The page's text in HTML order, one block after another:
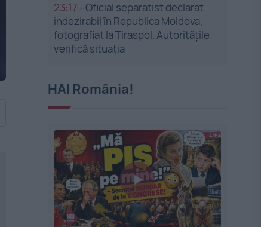
23:17 -Oficial separatist declarat
indezirabil în Republica Moldova,
fotografiat la Tiraspol. Autoritățile
verifică situația
HAI România!